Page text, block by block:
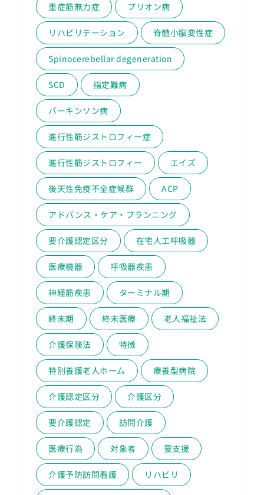
重症筋無力症 プリオン病
リハビリテーション 脊髄小脳変性症
Spinocerebellar degeneration
SCD 指定難病
パーキンソン病
進行性筋ジストロフィー症
進行性筋ジストロフィー エイズ
後天性免疫不全症候群 ACP
アドバンス・ケア・プランニング
要介護認定区分 在宅人工呼吸器
医療機器 呼吸器疾患
神経筋疾患 ターミナル期
終末期 終末医療 老人福祉法
介護保険法 特徴
特別養護老人ホーム 療養型病院
介護認定区分 介護区分
要介護認定 訪問介護
医療行為 対象者 要支援
介護予防訪問看護 リハビリ